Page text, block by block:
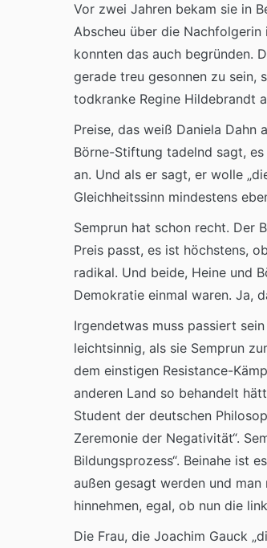
Vor zwei Jahren bekam sie in
Abscheu über die Nachfolgerin
konnten das auch begründen.
gerade treu gesonnen zu sein,
todkranke Regine Hildebrandt
Preise, das weiß Daniela Dahn
Börne-Stiftung tadelnd sagt,
an. Und als er sagt, er wolle
Gleichheitssinn mindestens
Semprun hat schon recht. Der
Preis passt, es ist höchstens,
radikal. Und beide, Heine und
Demokratie einmal waren. Ja,
Irgendetwas muss passiert
leichtsinnig, als sie Semprun
dem einstigen Resistance-
anderen Land so behandelt
Student der deutschen
Zeremonie der Negativität“.
Bildungsprozess“. Beinahe ist
außen gesagt werden und man
hinnehmen, egal, ob nun die
Die Frau, die Joachim Gauck